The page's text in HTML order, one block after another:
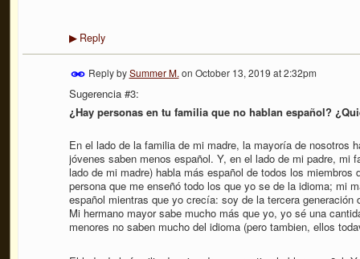
▶Reply
Reply bySummer M. on October 13, 2019 at 2:32pm
Sugerencia #3:
¿Hay personas en tu familia que no hablan español?
En el lado de la familia de mi madre, la mayoría de nosotros
jóvenes saben menos español. Y, en el lado de mi padre, mi
lado de mi madre) habla más español de todos los
persona que me enseñó todo los que yo se de la idioma; mi
español mientras que yo crecía: soy de la tercera
Mi hermano mayor sabe mucho más que yo, yo sé una
menores no saben mucho del idioma (pero tambien, ellos